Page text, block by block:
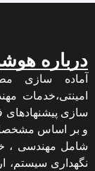
درباره
آماده سازی
امینتی،خدمات
سازی
و بر اساس مشخصات
شامل مهندسی ،
نگهداری سیستم،